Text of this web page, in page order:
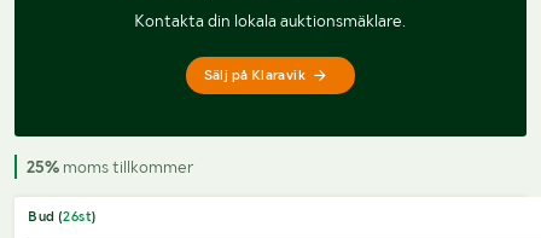
Kontakta din lokala auktionsmäklare.
Sälj på Klaravik
25% moms tillkommer
Bud (26st)